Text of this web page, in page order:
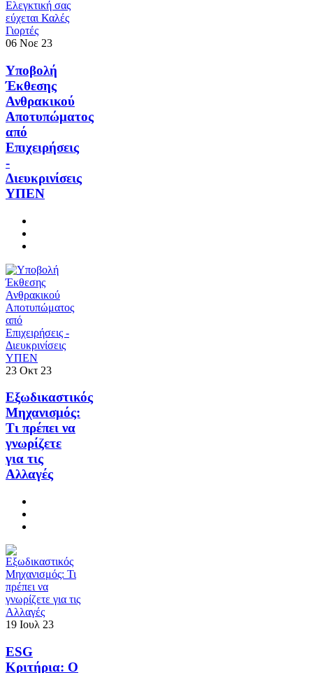
06 Νοε 23
Υποβολή
Έκθεσης
Ανθρακικού
Αποτυπώματος
από
Επιχειρήσεις
-
Διευκρινίσεις
ΥΠΕΝ
23 Οκτ 23
Εξωδικαστικός
Μηχανισμός:
Τι πρέπει να
γνωρίζετε
για τις
Αλλαγές
19 Ιουλ 23
ESG
Κριτήρια: Ο